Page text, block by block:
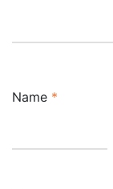
Name *